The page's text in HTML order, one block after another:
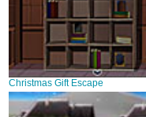
Christmas Gift Escape